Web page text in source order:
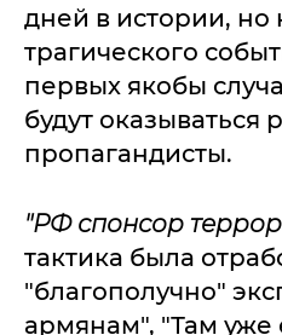
дней в истории, но
трагического
первых якобы
будут оказываться
пропагандисты.
"РФ спонсор
тактика была
"благополучно"
армянам", "Там уже